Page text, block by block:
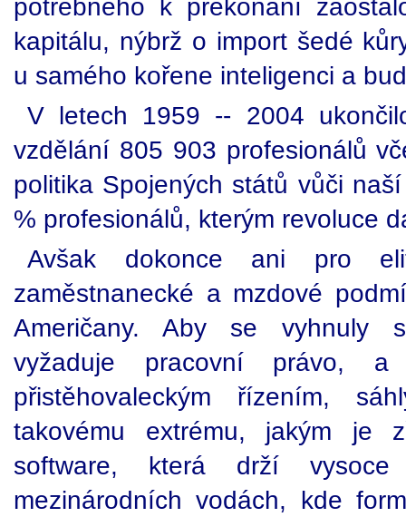
potřebného k překonání
kapitálu, nýbrž o import šedé
u samého kořene inteligenci a
V letech 1959 -- 2004
vzdělání 805 903 profesionálů
politika Spojených států vůči
% profesionálů, kterým revoluce
Avšak dokonce ani pro
zaměstnanecké a mzdové
Američany. Aby se vyhnuly
vyžaduje pracovní právo,
přistěhovaleckým řízením,
takovému extrému, jakým je
software, která drží
mezinárodních vodách, kde